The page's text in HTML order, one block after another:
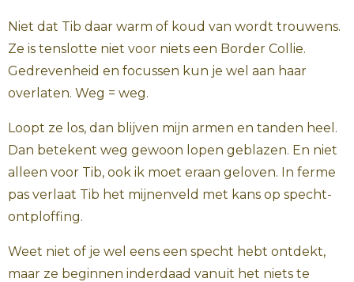
Niet dat Tib daar warm of koud van wordt trouwens.
Ze is tenslotte niet voor niets een Border Collie.
Gedrevenheid en focussen kun je wel aan haar
overlaten. Weg = weg.
Loopt ze los, dan blijven mijn armen en tanden heel.
Dan betekent weg gewoon lopen geblazen. En niet
alleen voor Tib, ook ik moet eraan geloven. In ferme
pas verlaat Tib het mijnenveld met kans op specht-
ontploffing.
Weet niet of je wel eens een specht hebt ontdekt,
maar ze beginnen inderdaad vanuit het niets te